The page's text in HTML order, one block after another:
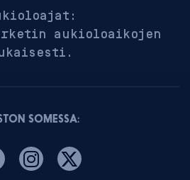
aukioloaikojen
SOMESSA: